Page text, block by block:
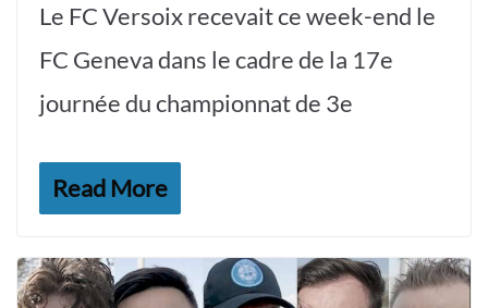
Le FC Versoix recevait ce week-end le
FC Geneva dans le cadre de la 17e
journée du championnat de 3e
Read More